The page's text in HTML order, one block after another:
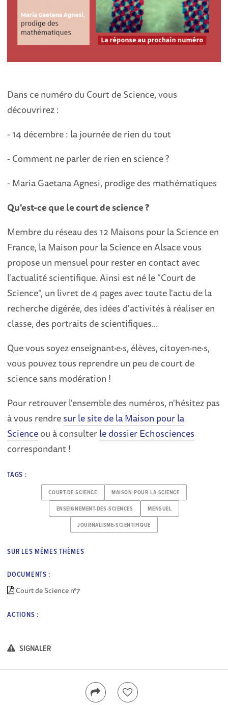
Dans ce numéro du Court de Science, vous
découvrirez :
- 14 décembre : la journée de rien du tout
- Comment ne parler de rien en science ?
- Maria Gaetana Agnesi, prodige des mathématiques
Qu'est-ce que le court de science ?
Membre du réseau des 12 Maisons pour la Science en
France, la Maison pour la Science en Alsace vous
propose un mensuel pour rester en contact avec
l'actualité scientifique. Ainsi est né le "Court de
Science", un livret de 4 pages avec toute l'actu de la
recherche digérée, des idées d'activités à réaliser en
classe, des portraits de scientifiques...
Que vous soyez enseignant·e·s, élèves, citoyen·ne·s,
vous pouvez tous reprendre un peu de court de
science sans modération !
Pour retrouver l'ensemble des numéros, n'hésitez pas
à vous rendresur le site de la Maison pour la
Scienceou à consulterle dossier Echosciences
correspondant !
TAGS :
COURT-DE-SCIENCE MAISON-POUR-LA-SCIENCE
ENSEIGNEMENT-DES-SCIENCES MENSUEL
JOURNALISME-SCIENTIFIQUE
SUR LES MÊMES THÈMES
DOCUMENTS :
Court de Science n°7
ACTIONS :
SIGNALER